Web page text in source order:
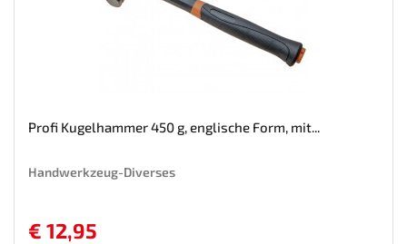
Profi Kugelhammer 450 g, englische Form, mit...
Handwerkzeug-Diverses
€ 12,95